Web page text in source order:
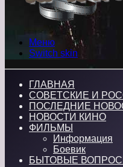
Меню
Switch skin
ГЛАВНАЯ
СОВЕТСКИЕ И
ПОСЛЕДНИЕ
НОВОСТИ КИНО
ФИЛЬМЫ
Информация
Боевик
БЫТОВЫЕ